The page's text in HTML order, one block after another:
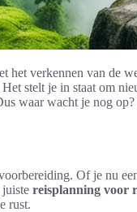
het verkennen van de
stelt je in staat om
waar wacht je nog
Of je nu
reisplanning voor
rust.